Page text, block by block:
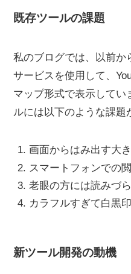
既存ツールの課題
私のブログでは、以前か
サービスを使用して、
マップ形式で表示してい
ルには以下のような課題
画面からはみ出す大
スマートフォンでの
老眼の方には読みづ
カラフルすぎて白黒
新ツール開発の動機